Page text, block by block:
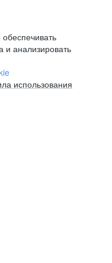
и анализировать
использования